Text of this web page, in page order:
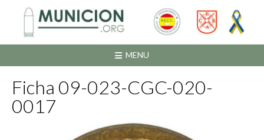
contenido
MENU
Ficha 09-023-CGC-020-
0017